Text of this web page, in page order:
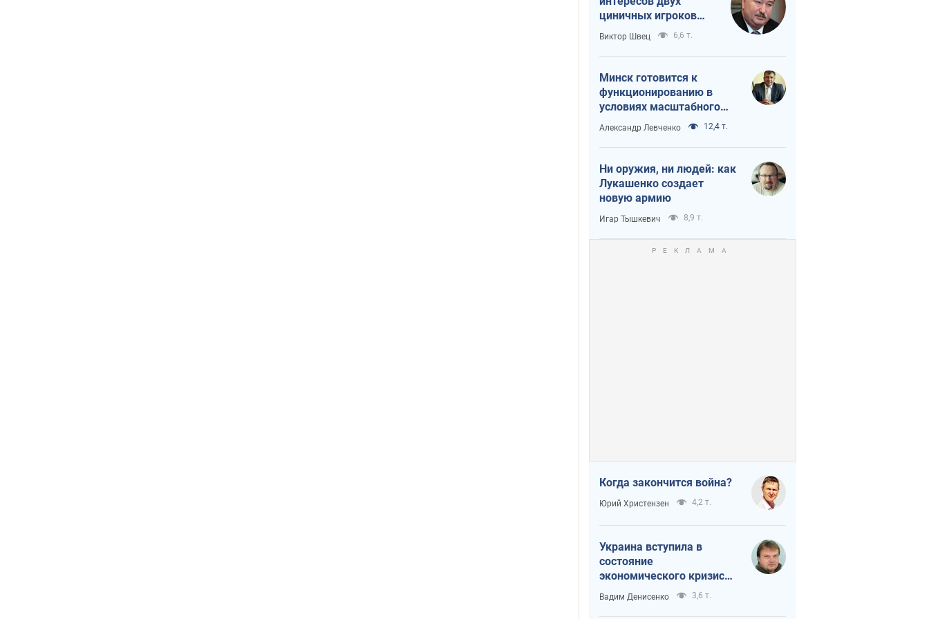
циничных игроков
или тайный план
Трампа и Путина?
Виктор Швец 6,6 т.
Минск готовится к
функционированию в
условиях масштабного
военного кризиса
Александр Левченко 12,4 т.
Ни оружия, ни людей: как
Лукашенко создает
новую армию
Игар Тышкевич 8,9 т.
Когда закончится война?
Юрий Христензен 4,2 т.
Украина вступила в
состояние
экономического кризиса.
Есть ли свет в конце
туннеля?
Вадим Денисенко 3,6 т.